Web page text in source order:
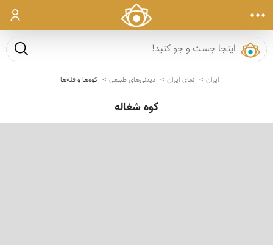
ورود
جست و
ایران نمای ایران دیدنی‌های طبیعی کوه‌ها و قله‌ها
کوه شغاله